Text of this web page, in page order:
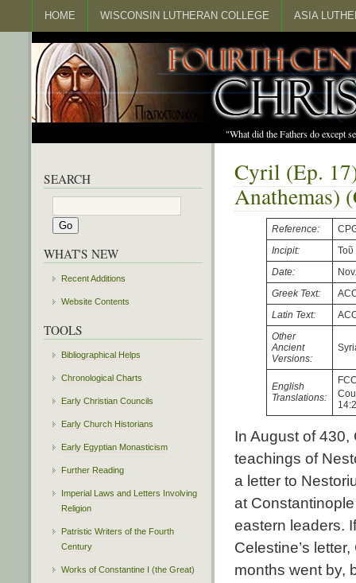
HOME WISCONSIN LUTHERAN COLLEGE ASIA
"What did the Fathers do except
Cyril (Ep.
Anathemas)
Reference:
Incipit:
Τοῦ
Date:
Greek Text:
Latin Text:
Other
Ancient
Versions:
English
Translations:
In August of
teachings of
a letter to
at
eastern leaders.
Celestine’s
months went by,
SEARCH
WHAT'S NEW
Recent Additions
Website Contents
TOOLS
Bibliographical Helps
Chronological Charts
Early Christian Councils
Early Church Historians
Early Egyptian Monasticism
Further Reading
Imperial Laws and Letters Involving
Religion
Patristic Writers of the Fourth
Century
Works of Constantine I (the Great)